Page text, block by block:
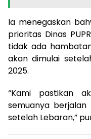
Ia menegaskan
prioritas Dinas
tidak ada
akan dimulai
2025.
“Kami pastikan
semuanya
setelah Lebaran,”